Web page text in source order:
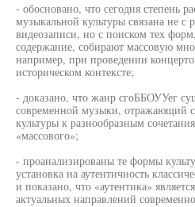
- обосновано, что сегодня степень
музыкальной культуры связана не с
видеозаписи, но с поиском тех
содержание, собирают массовую
например, при проведении
историческом контексте;
- доказано, что жанр сгоББОУУег
современной музыки, отражающий
культуры к разнообразным
«массового»;
- проанализированы те формы
установка на аутентичность
и показано, что «аутентика»
актуальных направлений